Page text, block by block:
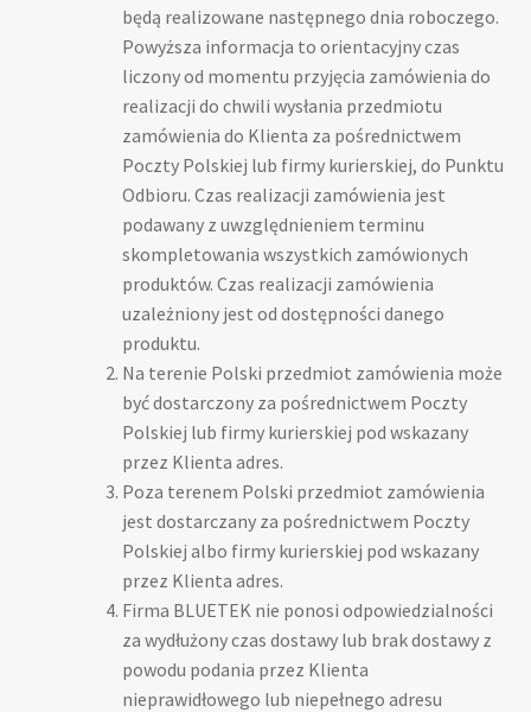
będą realizowane następnego dnia roboczego.
Powyższa informacja to orientacyjny czas
liczony od momentu przyjęcia zamówienia do
realizacji do chwili wysłania przedmiotu
zamówienia do Klienta za pośrednictwem
Poczty Polskiej lub firmy kurierskiej, do Punktu
Odbioru. Czas realizacji zamówienia jest
podawany z uwzględnieniem terminu
skompletowania wszystkich zamówionych
produktów. Czas realizacji zamówienia
uzależniony jest od dostępności danego
produktu.
Na terenie Polski przedmiot zamówienia może
być dostarczony za pośrednictwem Poczty
Polskiej lub firmy kurierskiej pod wskazany
przez Klienta adres.
Poza terenem Polski przedmiot zamówienia
jest dostarczany za pośrednictwem Poczty
Polskiej albo firmy kurierskiej pod wskazany
przez Klienta adres.
Firma BLUETEK nie ponosi odpowiedzialności
za wydłużony czas dostawy lub brak dostawy z
powodu podania przez Klienta
nieprawidłowego lub niepełnego adresu